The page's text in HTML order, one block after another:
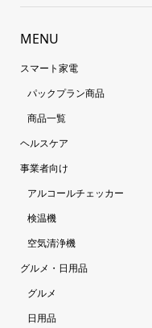
MENU
スマート家電
パックプラン商品
商品一覧
ヘルスケア
事業者向け
アルコールチェッカー
検温機
空気清浄機
グルメ・日用品
グルメ
日用品